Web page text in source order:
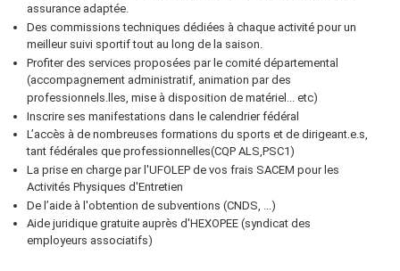
assurance adaptée.
Des commissions techniques dédiées à chaque activité pour un
meilleur suivi sportif tout au long de la saison.
Profiter des services proposées par le comité départemental
(accompagnement administratif, animation par des
professionnels.lles, mise à disposition de matériel... etc)
Inscrire ses manifestations dans le calendrier fédéral
L’accès à de nombreuses formations du sports et de dirigeant.e.s,
tant fédérales que professionnelles(CQP ALS,PSC1)
La prise en charge par l'UFOLEP de vos frais SACEM pour les
Activités Physiques d'Entretien
De l’aide à l'obtention de subventions (CNDS, ...)
Aide juridique gratuite auprès d'HEXOPEE (syndicat des
employeurs associatifs)